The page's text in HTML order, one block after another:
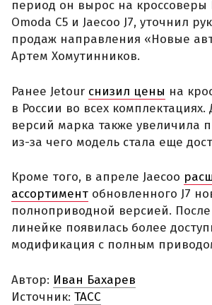
период он вырос на кроссоверы
Omoda C5 и Jaecoo J7, уточнил
продаж направления «Новые
Артем Хомутинников.
Ранее Jetour снизил цены на
в России во всех
версий марка также увеличила
из-за чего модель стала еще
Кроме того, в апреле Jaecoo
ассортимент обновленного J7
полноприводной версией. После
линейке появилась более
модификация с полным
Автор: Иван Бахарев
Источник: ТАСС